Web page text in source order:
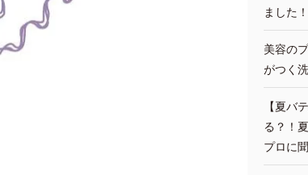
ました！
美容の
がつく
【夏バ
る？！
プロに